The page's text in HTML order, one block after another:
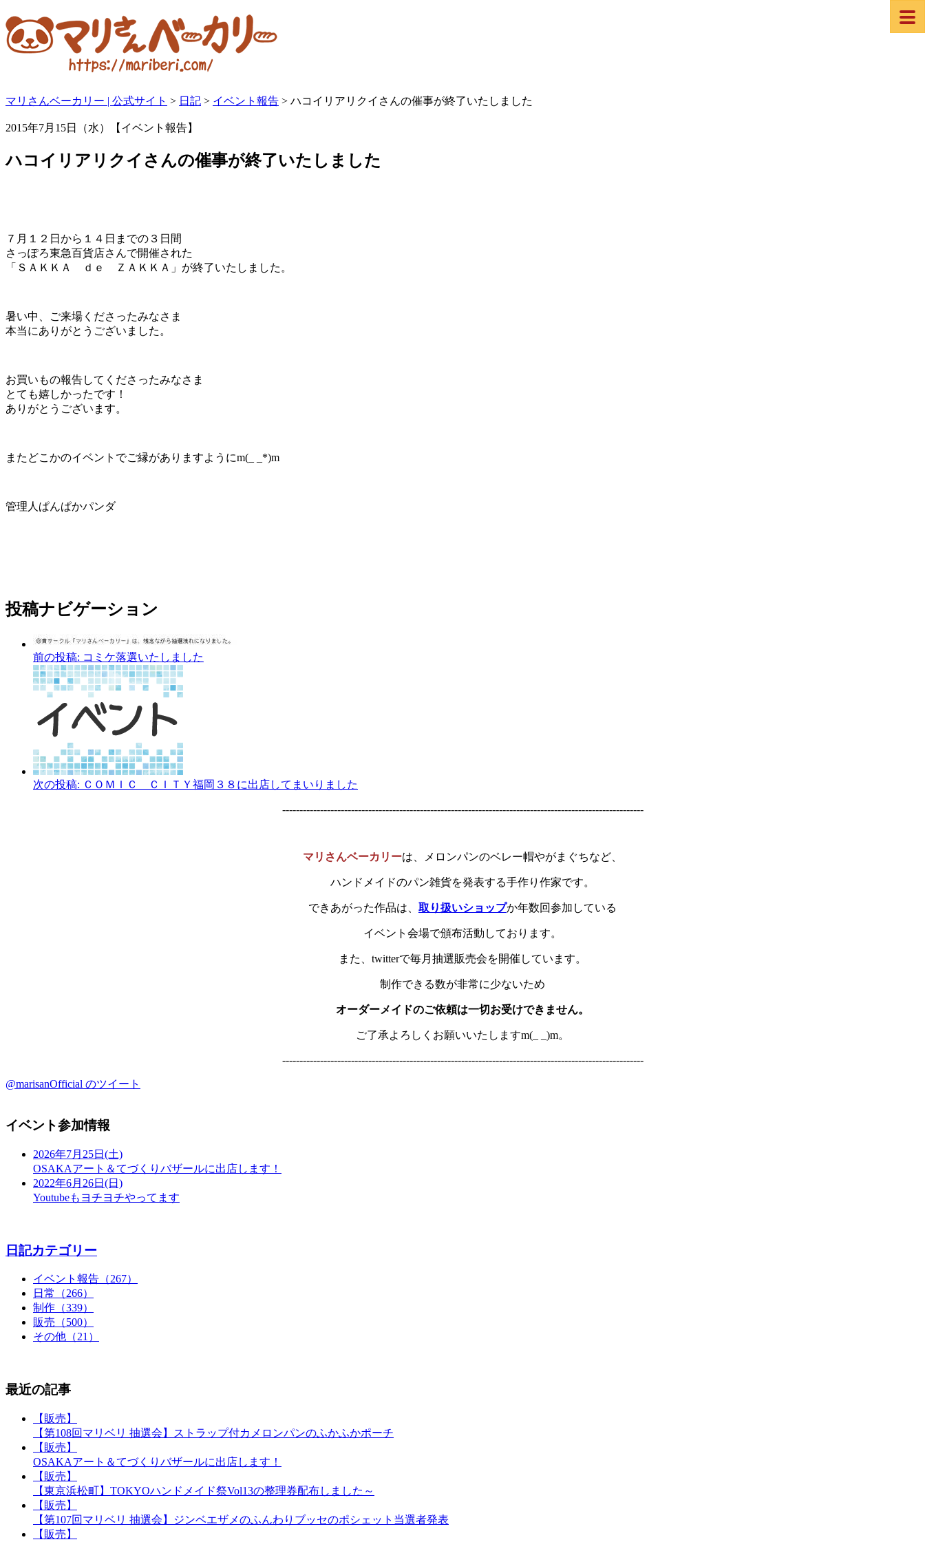
マリさんベーカリー | 公式サイト > 日記 > イベント報告 > ハコイリアリクイさんの催事が終了いたしました
2015年7月15日（水）【イベント報告】
ハコイリアリクイさんの催事が終了いたしました
７月１２日から１４日までの３日間
さっぽろ東急百貨店さんで開催された
「ＳＡＫＫＡ ｄｅ ＺＡＫＫＡ」が終了いたしました。
暑い中、ご来場くださったみなさま
本当にありがとうございました。
お買いもの報告してくださったみなさま
とても嬉しかったです！
ありがとうございます。
またどこかのイベントでご縁がありますようにm(_ _*)m
管理人ぱんぱかパンダ
投稿ナビゲーション
前の投稿: コミケ落選いたしました
次の投稿: ＣＯＭＩＣ ＣＩＴＹ福岡３８に出店してまいりました
---------------------------------------------------------------------------------------------------------
マリさんベーカリーは、メロンパンのベレー帽やがまぐちなど、
ハンドメイドのパン雑貨を発表する手作り作家です。
できあがった作品は、 取り扱いショップか年数回参加している
イベント会場で頒布活動しております。
また、twitterで毎月抽選販売会を開催しています。
制作できる数が非常に少ないため
オーダーメイドのご依頼は一切お受けできません。
ご了承よろしくお願いいたしますm(_ _)m。
---------------------------------------------------------------------------------------------------------
@marisanOfficial のツイート
イベント参加情報
2026年7月25日(土)
OSAKAアート＆てづくりバザールに出店します！
2022年6月26日(日)
Youtubeもヨチヨチやってます
日記カテゴリー
イベント報告（267）
日常（266）
制作（339）
販売（500）
その他（21）
最近の記事
【販売】
【第108回マリベリ 抽選会】ストラップ付カメロンパンのふかふかポーチ
【販売】
OSAKAアート＆てづくりバザールに出店します！
【販売】
【東京浜松町】TOKYOハンドメイド祭Vol13の整理券配布しました～
【販売】
【第107回マリベリ 抽選会】ジンベエザメのふんわりブッセのポシェット当選者発表
【販売】